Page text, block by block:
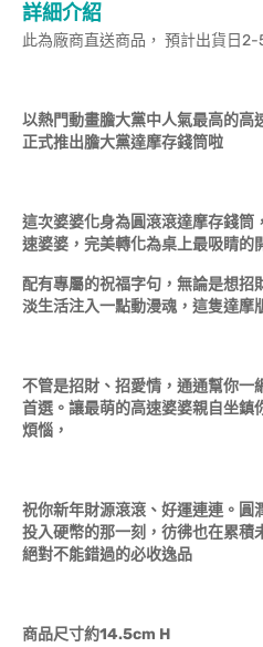
詳細介紹
此為廠商直送商品， 預計出貨日2-
以熱門動畫膽大黨中人氣最高的高
正式推出膽大黨達摩存錢筒啦
這次婆婆化身為圓滾滾達摩存錢筒
速婆婆，完美轉化為桌上最吸睛的
配有專屬的祝福字句，無論是想招
淡生活注入一點動漫魂，這隻達摩
不管是招財、招愛情，通通幫你一
首選。讓最萌的高速婆婆親自坐鎮
煩惱，
祝你新年財源滾滾、好運連連。圓
投入硬幣的那一刻，彷彿也在累積
絕對不能錯過的必收逸品
商品尺寸約14.5cm H